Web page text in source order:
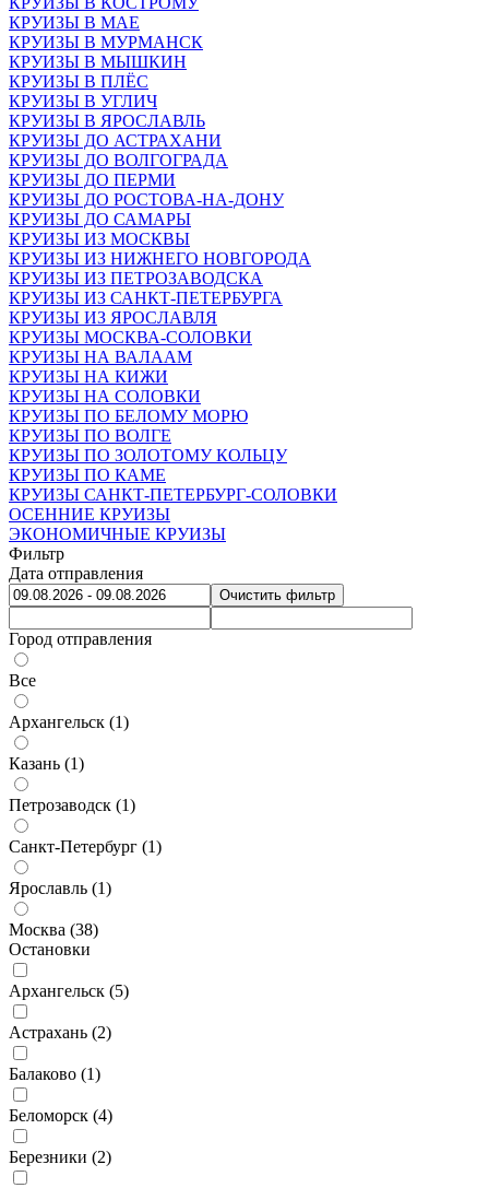
КРУИЗЫ В МАЕ
КРУИЗЫ В МУРМАНСК
КРУИЗЫ В МЫШКИН
КРУИЗЫ В ПЛЁС
КРУИЗЫ В УГЛИЧ
КРУИЗЫ В ЯРОСЛАВЛЬ
КРУИЗЫ ДО АСТРАХАНИ
КРУИЗЫ ДО ВОЛГОГРАДА
КРУИЗЫ ДО ПЕРМИ
КРУИЗЫ ДО РОСТОВА-НА-ДОНУ
КРУИЗЫ ДО САМАРЫ
КРУИЗЫ ИЗ МОСКВЫ
КРУИЗЫ ИЗ НИЖНЕГО НОВГОРОДА
КРУИЗЫ ИЗ ПЕТРОЗАВОДСКА
КРУИЗЫ ИЗ САНКТ-ПЕТЕРБУРГА
КРУИЗЫ ИЗ ЯРОСЛАВЛЯ
КРУИЗЫ МОСКВА-СОЛОВКИ
КРУИЗЫ НА ВАЛААМ
КРУИЗЫ НА КИЖИ
КРУИЗЫ НА СОЛОВКИ
КРУИЗЫ ПО БЕЛОМУ МОРЮ
КРУИЗЫ ПО ВОЛГЕ
КРУИЗЫ ПО ЗОЛОТОМУ КОЛЬЦУ
КРУИЗЫ ПО КАМЕ
КРУИЗЫ САНКТ-ПЕТЕРБУРГ-СОЛОВКИ
ОСЕННИЕ КРУИЗЫ
ЭКОНОМИЧНЫЕ КРУИЗЫ
Фильтр
Дата отправления
Очистить фильтр
Город отправления
Все
Архангельск (1)
Казань (1)
Петрозаводск (1)
Санкт-Петербург (1)
Ярославль (1)
Москва (38)
Остановки
Архангельск (5)
Астрахань (2)
Балаково (1)
Беломорск (4)
Березники (2)